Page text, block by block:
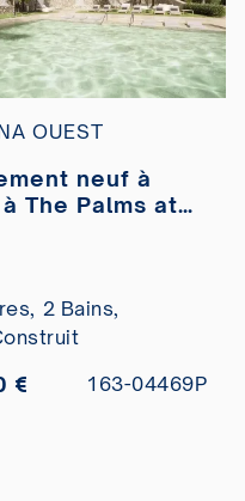
OUEST
neuf à
The Palms at
2 Bains,
€ 163-04469P